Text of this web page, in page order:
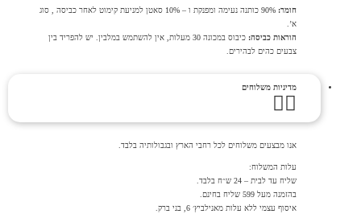
חומר:
90% כותנה נעימה ומפנקת ו – 10% סאטן למניעת קימוט לאחר כביסה , סוג
א’.
הוראות כביסה:
כיבוס במכונה 30 מעלות, אין להשתמש במלבין. יש להפריד בין
צבעים כהים לבהירים.
מדיניות משלוחים
אנו מבצעים משלוחים לכל רחבי הארץ ובגבולותיה בלבד.
עלות המשלוח:
שליח עד לבית – 24 ש״ח בלבד.
בהזמנה מעל 599 שליח בחינם.
איסוף עצמי ללא עלות מאנילביץ׳ 6, בני ברק.